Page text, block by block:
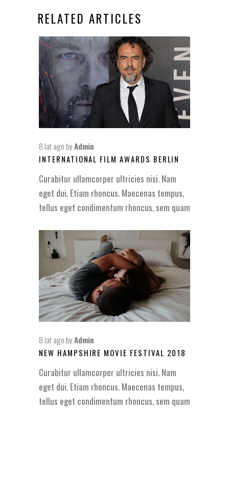
RELATED ARTICLES
8 lat ago byAdmin
INTERNATIONAL FILM AWARDS BERLIN
Curabitur ullamcorper ultricies nisi. Nam
eget dui. Etiam rhoncus. Maecenas tempus,
tellus eget condimentum rhoncus, sem quam
8 lat ago byAdmin
NEW HAMPSHIRE MOVIE FESTIVAL 2018
Curabitur ullamcorper ultricies nisi. Nam
eget dui. Etiam rhoncus. Maecenas tempus,
tellus eget condimentum rhoncus, sem quam